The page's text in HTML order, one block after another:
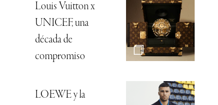
Louis Vuitton x
UNICEF, una
década de
compromiso
LOEWE y la